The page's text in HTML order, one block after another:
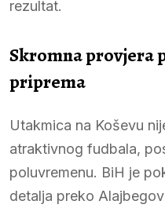
rezultat.
Skromna provjera
priprema
Utakmica na Koševu
atraktivnog fudbala,
poluvremenu. BiH je
detalja preko